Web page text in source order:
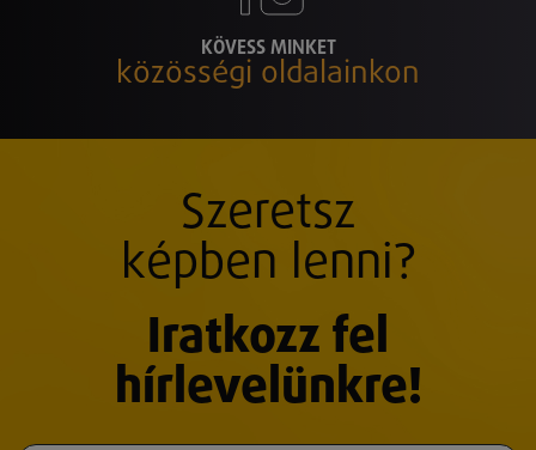
KÖVESS MINKET
közösségi oldalainkon
Szeretsz
képben lenni?
Iratkozz fel
hírlevelünkre!